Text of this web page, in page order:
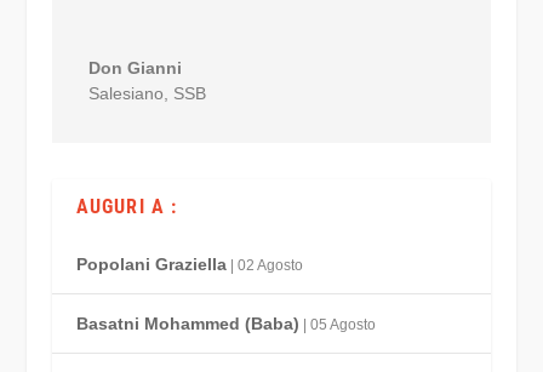
Don Gianni
Salesiano, SSB
AUGURI A :
Popolani Graziella| 02 Agosto
Basatni Mohammed (Baba) | 05 Agosto